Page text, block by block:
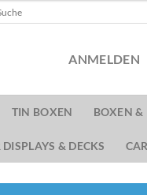
ANMELDEN
TIN BOXEN BOXEN &
& DECKS